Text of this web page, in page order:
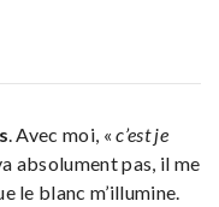
. Avec moi, «c’est je
absolument pas, il me
le blanc m’illumine.